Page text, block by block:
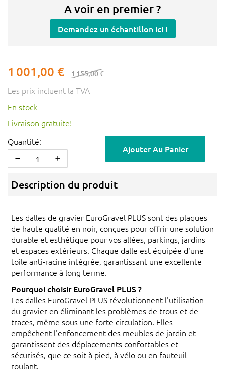
A voir en premier ?
Demandez un échantillon ici !
1 001,00 € 1 155,00 €
Les prix incluent la TVA
En stock
Livraison gratuite!
Quantité:
Ajouter Au Panier
Description du produit
Les dalles de gravier EuroGravel PLUS sont des plaques
de haute qualité en noir, conçues pour offrir une solution
durable et esthétique pour vos allées, parkings, jardins
et espaces extérieurs. Chaque dalle est équipée d'une
toile anti-racine intégrée, garantissant une excellente
performance à long terme.
Pourquoi choisir EuroGravel PLUS ?
Les dalles EuroGravel PLUS révolutionnent l'utilisation
du gravier en éliminant les problèmes de trous et de
traces, même sous une forte circulation. Elles
empêchent l'enfoncement des meubles de jardin et
garantissent des déplacements confortables et
sécurisés, que ce soit à pied, à vélo ou en fauteuil
roulant.